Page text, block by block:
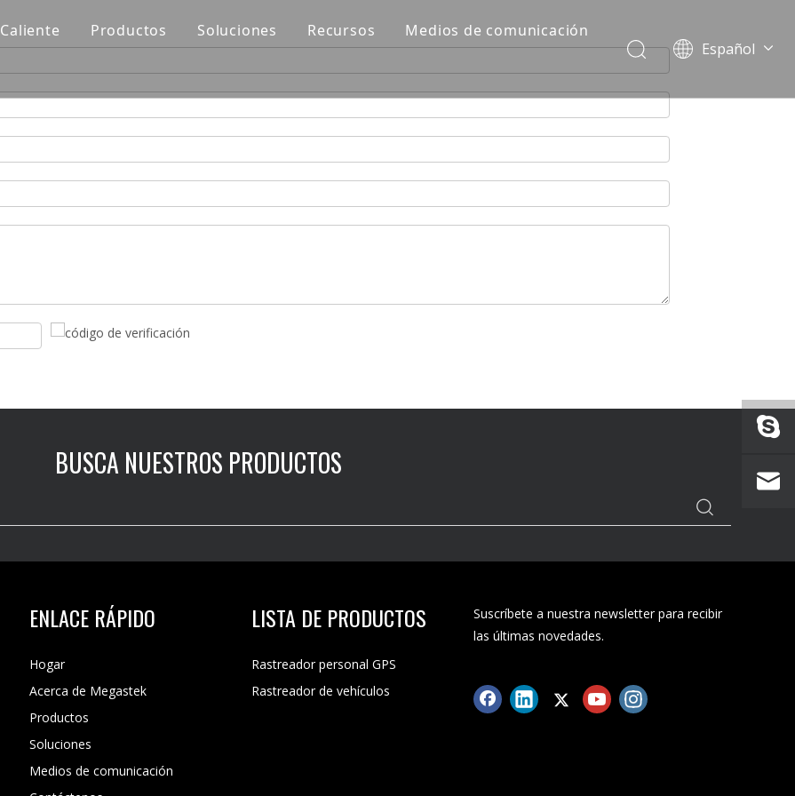
Caliente Productos Soluciones Recursos
Medios de comunicación
Español
norsk språk
BUSCA NUESTROS PRODUCTOS
ENLACE RÁPIDO LISTA DE PRODUCTOS
Hogar
Acerca de Megastek
Productos
Soluciones
Medios de comunicación
Rastreador personal GPS
Rastreador de vehículos
Suscríbete a nuestra newsletter para recibir
las últimas novedades.